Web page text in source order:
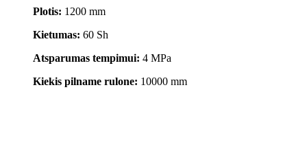
Plotis: 1200 mm
Kietumas: 60 Sh
Atsparumas tempimui: 4 MPa
Kiekis pilname rulone: 10000 mm